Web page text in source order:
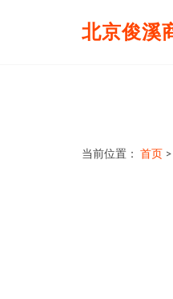
北京俊溪
当前位置： 首页 >